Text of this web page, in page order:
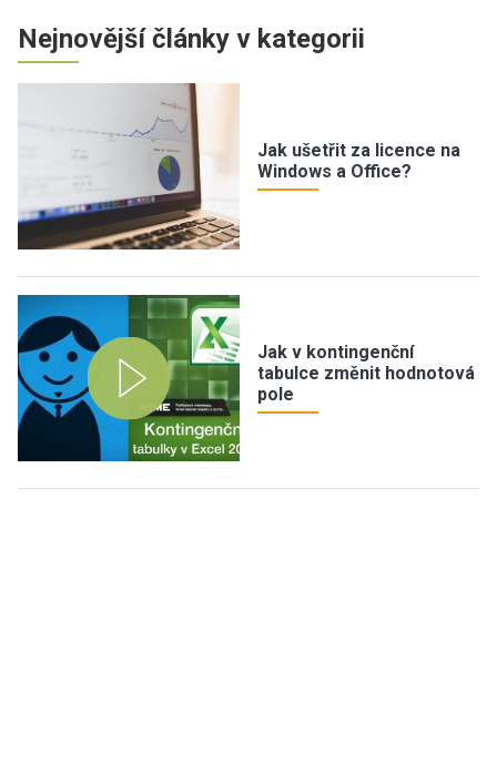
Nejnovější články v kategorii
Jak ušetřit za licence na
Windows a Office?
Jak v kontingenční
tabulce změnit hodnotová
pole